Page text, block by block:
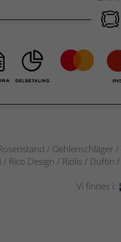
/
Rico Design / Riolis /
Vi finnes i: